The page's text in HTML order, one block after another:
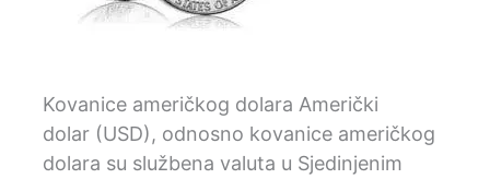
Kovanice američkog dolara Američki
dolar (USD), odnosno kovanice američkog
dolara su službena valuta u Sjedinjenim